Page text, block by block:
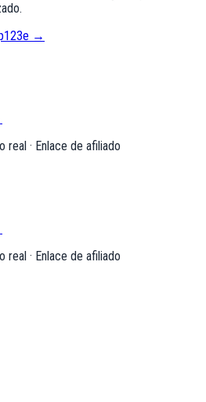
→
· Enlace de afiliado
· Enlace de afiliado